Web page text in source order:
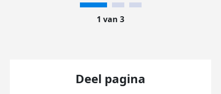
1 van 3
Deel pagina